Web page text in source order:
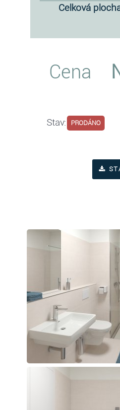
celková
Cena
Stav: PRODÁNO